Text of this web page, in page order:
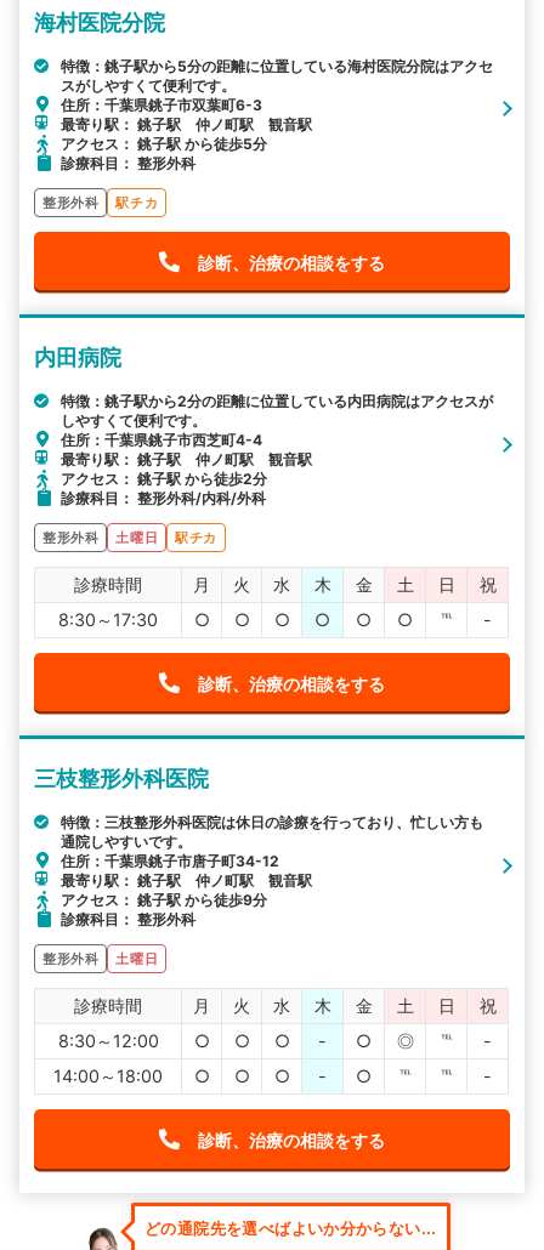
その他の検索方法
駅から探す
海村医院分院
特徴：銚子駅から5分の距離に位置している海村医院分院はアクセ
スがしやすくて便利です。
住所：千葉県銚子市双葉町6-3
最寄り駅： 銚子駅 仲ノ町駅 観音駅
アクセス： 銚子駅 から徒歩5分
診療科目： 整形外科
整形外科 駅チカ
診断、治療の相談をする
内田病院
特徴：銚子駅から2分の距離に位置している内田病院はアクセスが
しやすくて便利です。
住所：千葉県銚子市西芝町4-4
最寄り駅： 銚子駅 仲ノ町駅 観音駅
アクセス： 銚子駅 から徒歩2分
診療科目： 整形外科/内科/外科
整形外科 土曜日 駅チカ
診療時間 月 火 水 木 金 土 日
祝
8:30～17:30
○ ○ ○ ○ ○ ○ ℡ -
診断、治療の相談をする
三枝整形外科医院
特徴：三枝整形外科医院は休日の診療を行っており、忙しい方も
通院しやすいです。
住所：千葉県銚子市唐子町34-12
最寄り駅： 銚子駅 仲ノ町駅 観音駅
アクセス： 銚子駅 から徒歩9分
診療科目： 整形外科
整形外科 土曜日
診療時間 月 火 水 木 金 土 日
祝
8:30～12:00
○ ○ ○ - ○ ◎ ℡
-
14:00～18:00
○ ○ ○ - ○ ℡ ℡ -
診断、治療の相談をする
どの通院先を選べばよいか分からない...